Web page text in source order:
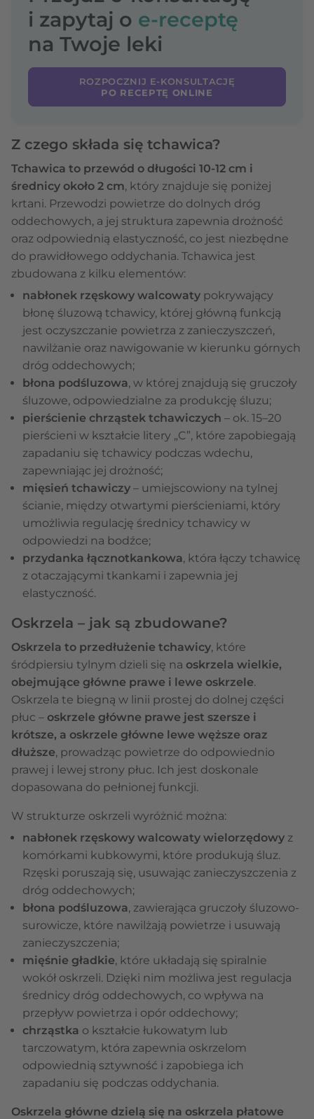
i zapytaj o e-receptę
na Twoje leki
ROZPOCZNIJ E-KONSULTACJĘ
PO RECEPTĘ ONLINE
Z czego składa się tchawica?
Tchawica to przewód o długości 10-12 cm i
średnicy około 2 cm, który znajduje się poniżej
krtani. Przewodzi powietrze do dolnych dróg
oddechowych, a jej struktura zapewnia drożność
oraz odpowiednią elastyczność, co jest niezbędne
do prawidłowego oddychania. Tchawica jest
zbudowana z kilku elementów:
nabłonek rzęskowy walcowaty pokrywający
błonę śluzową tchawicy, której główną funkcją
jest oczyszczanie powietrza z zanieczyszczeń,
nawilżanie oraz nawigowanie w kierunku górnych
dróg oddechowych;
błona podśluzowa, w której znajdują się gruczoły
śluzowe, odpowiedzialne za produkcję śluzu;
pierścienie chrząstek tchawiczych – ok. 15–20
pierścieni w kształcie litery „C”, które zapobiegają
zapadaniu się tchawicy podczas wdechu,
zapewniając jej drożność;
mięsień tchawiczy – umiejscowiony na tylnej
ścianie, między otwartymi pierścieniami, który
umożliwia regulację średnicy tchawicy w
odpowiedzi na bodźce;
przydanka łącznotkankowa, która łączy tchawicę
z otaczającymi tkankami i zapewnia jej
elastyczność.
Oskrzela – jak są zbudowane?
Oskrzela to przedłużenie tchawicy, które
śródpiersiu tylnym dzieli się na oskrzela wielkie,
obejmujące główne prawe i lewe oskrzele.
Oskrzela te biegną w linii prostej do dolnej części
płuc – oskrzele główne prawe jest szersze i
krótsze, a oskrzele główne lewe węższe oraz
dłuższe, prowadząc powietrze do odpowiednio
prawej i lewej strony płuc. Ich jest doskonale
dopasowana do pełnionej funkcji.
W strukturze oskrzeli wyróżnić można:
nabłonek rzęskowy walcowaty wielorzędowy z
komórkami kubkowymi, które produkują śluz.
Rzęski poruszają się, usuwając zanieczyszczenia z
dróg oddechowych;
błona podśluzowa, zawierająca gruczoły śluzowo-
surowicze, które nawilżają powietrze i usuwają
zanieczyszczenia;
mięśnie gładkie, które układają się spiralnie
wokół oskrzeli. Dzięki nim możliwa jest regulacja
średnicy dróg oddechowych, co wpływa na
przepływ powietrza i opór oddechowy;
chrząstka o kształcie łukowatym lub
tarczowatym, która zapewnia oskrzelom
odpowiednią sztywność i zapobiega ich
zapadaniu się podczas oddychania.
Oskrzela główne dzielą się na oskrzela płatowe